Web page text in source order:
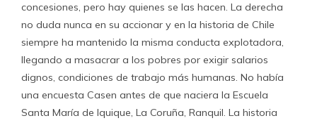
concesiones, pero hay quienes se las hacen. La derecha
no duda nunca en su accionar y en la historia de Chile
siempre ha mantenido la misma conducta explotadora,
llegando a masacrar a los pobres por exigir salarios
dignos, condiciones de trabajo más humanas. No había
una encuesta Casen antes de que naciera la Escuela
Santa María de Iquique, La Coruña, Ranquil. La historia